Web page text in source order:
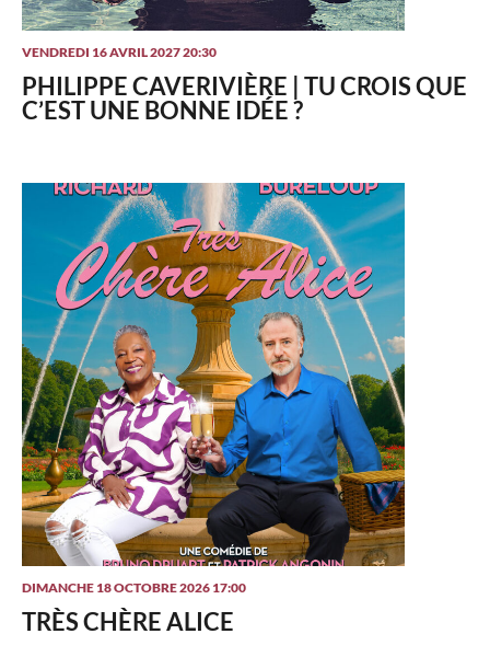
VENDREDI 16 AVRIL 2027 20:30
PHILIPPE CAVERIVIÈRE | TU CROIS QUE
C’EST UNE BONNE IDÉE ?
DIMANCHE 18 OCTOBRE 2026 17:00
TRÈS CHÈRE ALICE